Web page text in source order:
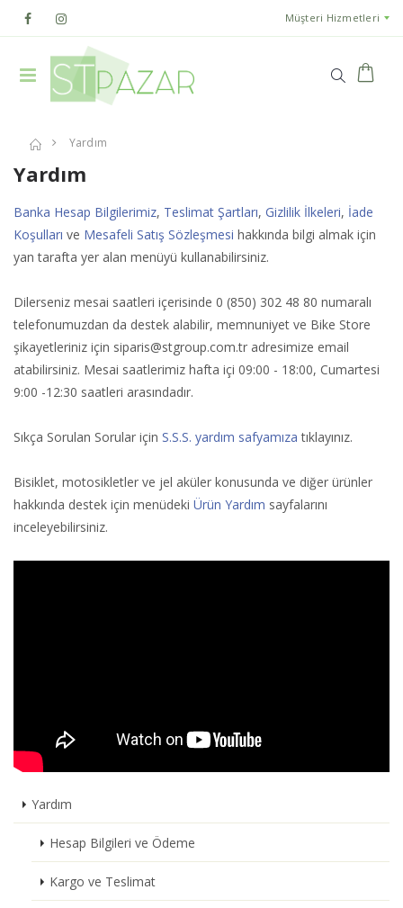
Müşteri Hizmetleri
Yardım
Yardım
Banka Hesap Bilgilerimiz, Teslimat Şartları, Gizlilik İlkeleri, İade
Koşulları ve Mesafeli Satış Sözleşmesi hakkında bilgi almak için
yan tarafta yer alan menüyü kullanabilirsiniz.
Dilerseniz mesai saatleri içerisinde 0 (850) 302 48 80 numaralı
telefonumuzdan da destek alabilir, memnuniyet ve Bike Store
şikayetleriniz için siparis@stgroup.com.tr adresimize email
atabilirsiniz. Mesai saatlerimiz hafta içi 09:00 - 18:00, Cumartesi
9:00 -12:30 saatleri arasındadır.
Sıkça Sorulan Sorular için S.S.S. yardım safyamıza tıklayınız.
Bisiklet, motosikletler ve jel aküler konusunda ve diğer ürünler
hakkında destek için menüdeki Ürün Yardım sayfalarını
inceleyebilirsiniz.
Yardım
Hesap Bilgileri ve Ödeme
Kargo ve Teslimat